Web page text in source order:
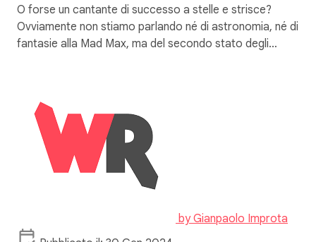
O forse un cantante di successo a stelle e strisce?
Ovviamente non stiamo parlando né di astronomia, né di
fantasie alla Mad Max, ma del secondo stato degli…
byGianpaolo Improta